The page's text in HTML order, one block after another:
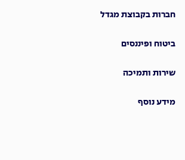
חברות בקבוצת מגדל
ביטוח ופיננסים
שירות ותמיכה
מידע נוסף